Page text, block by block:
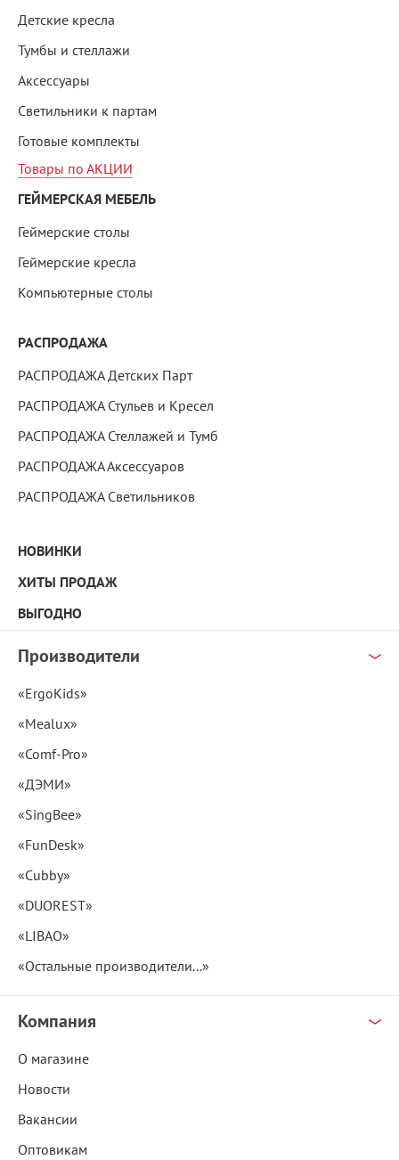
Детские кресла
Тумбы и стеллажи
Аксессуары
Светильники к партам
Готовые комплекты
Товары по АКЦИИ
ГЕЙМЕРСКАЯ МЕБЕЛЬ
Геймерские столы
Геймерские кресла
Компьютерные столы
РАСПРОДАЖА
РАСПРОДАЖА Детских Парт
РАСПРОДАЖА Стульев и Кресел
РАСПРОДАЖА Стеллажей и Тумб
РАСПРОДАЖА Аксессуаров
РАСПРОДАЖА Светильников
НОВИНКИ
ХИТЫ ПРОДАЖ
ВЫГОДНО
Производители
«ErgoKids»
«Mealux»
«Comf-Pro»
«ДЭМИ»
«SingBee»
«FunDesk»
«Cubby»
«DUOREST»
«LIBAO»
«Остальные производители...»
Компания
О магазине
Новости
Вакансии
Оптовикам